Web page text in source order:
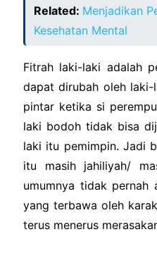
Related: Menjadikan
Kesehatan Mental
Fitrah laki-laki adalah
dapat dirubah oleh laki-
pintar ketika si
laki bodoh tidak bisa
laki itu pemimpin. Jadi
itu masih jahiliyah/
umumnya tidak
yang terbawa oleh
terus menerus